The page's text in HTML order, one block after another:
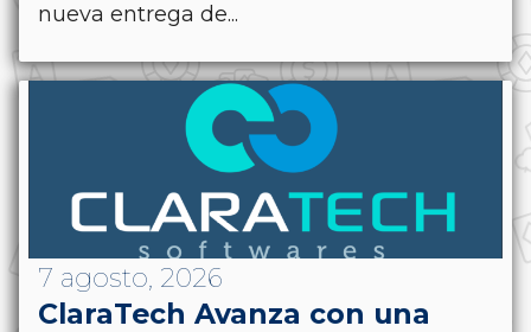
nueva entrega de...
7 agosto, 2026
ClaraTech Avanza con una